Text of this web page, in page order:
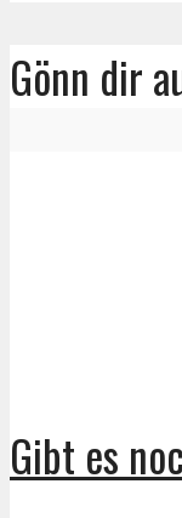
Gönn dir
Gibt es